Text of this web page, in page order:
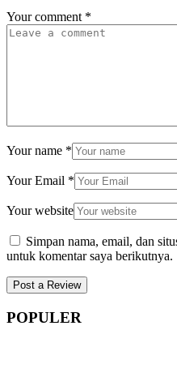
Your comment *
Your name *
Your Email *
Your website
Simpan nama, email, dan
untuk komentar saya berikutnya.
POPULER